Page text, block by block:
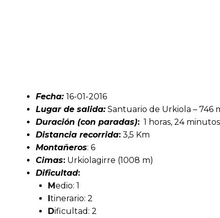
Fecha: 16-01-2016
Lugar de salida:Santuario de Urkiola – 746
Duración (con paradas): 1 horas, 24 minutos
Distancia recorrida: 3,5 Km
Montañeros: 6
Cimas: Urkiolagirre (1008 m)
Dificultad:
Medio: 1
Itinerario: 2
Dificultad: 2